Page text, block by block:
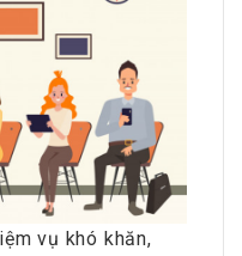
vụ khó khăn,